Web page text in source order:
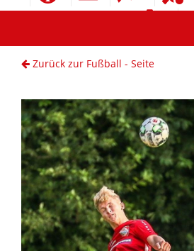
Zurück zur Fußball - Seite